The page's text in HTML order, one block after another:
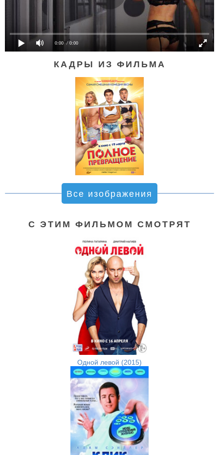
0:00 / 0:00
КАДРЫ ИЗ ФИЛЬМА
Все изображения
С ЭТИМ ФИЛЬМОМ СМОТРЯТ
Одной левой (2015)